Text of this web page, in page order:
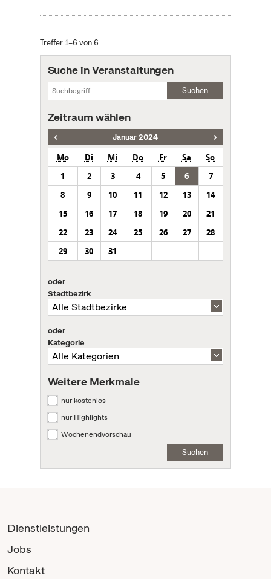
Treffer 1–6 von 6
Suche in Veranstaltungen
Suchen
Zeitraum wählen
Januar 2024
Mo Di Mi Do Fr Sa
So
1
2 3 4 5 6
7
8
9 10 11 12 13
14
15
16 17 18 19 20
21
22
23 24 25 26 27
28
29
30 31
oder
Stadtbezirk
oder
Kategorie
Weitere Merkmale
nur kostenlos
nur Highlights
Wochenendvorschau
Suchen
Dienstleistungen
Jobs
Kontakt